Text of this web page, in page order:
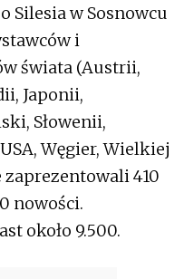
Silesia w Sosnowcu
i
świata (Austrii,
Japonii,
Słowenii,
Węgier, Wielkiej
zaprezentowali 410
nowości.
około 9.500.